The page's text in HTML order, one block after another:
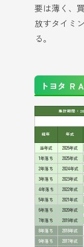
要は薄く、
放すタイミ
る。
トヨタ Ｒ
集計期間：
経年 年式
当年式 2026年式
1年落ち
2025年式
2年落ち
2024年式
3年落ち
2023年式
4年落ち
2022年式
5年落ち
2021年式
6年落ち
2020年式
7年落ち
2019年式
8年落ち
2018年式
9年落ち
2017年式